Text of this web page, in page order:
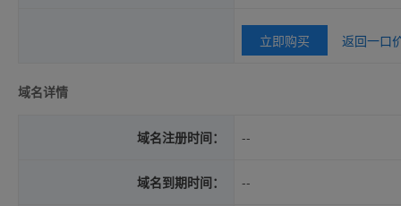
立即购买 返回一口
域名详情
域名注册时间： --
域名到期时间： --